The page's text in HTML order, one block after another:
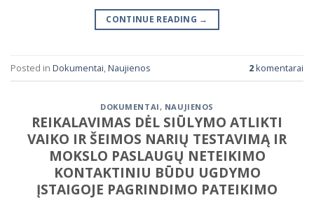
CONTINUE READING →
Posted in Dokumentai,Naujienos 2komentarai
DOKUMENTAI , NAUJIENOS
REIKALAVIMAS DĖL SIŪLYMO ATLIKTI
VAIKO IR ŠEIMOS NARIŲ TESTAVIMĄ IR
MOKSLO PASLAUGŲ NETEIKIMO
KONTAKTINIU BŪDU UGDYMO
ĮSTAIGOJE PAGRINDIMO PATEIKIMO